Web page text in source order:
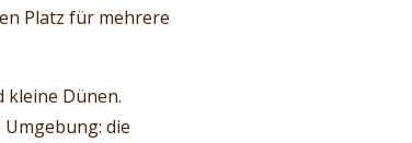
Platz für mehrere
Dünen.
die